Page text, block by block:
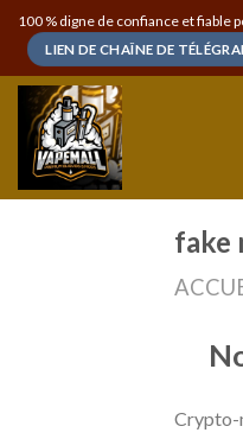
Skip
content
100 % digne de confiance et fiable
LIEN DE CHAÎNE DE
fake
Crypto-